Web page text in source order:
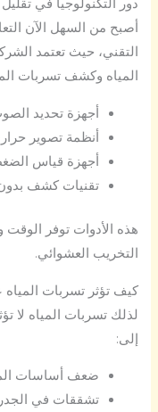
دور التكنولوجيا في
أصبح من السهل الآن
التقني، حيث تعتمد
المياه وكشف تسربات
أجهزة تحديد
أنظمة تصوير
أجهزة قياس
تقنيات كشف
هذه الأدوات توفر الوقت
التخريب العشوائي.
كيف تؤثر تسربات المياه
لذلك تسربات المياه لا
إلى:
ضعف أساسات
تشققات في